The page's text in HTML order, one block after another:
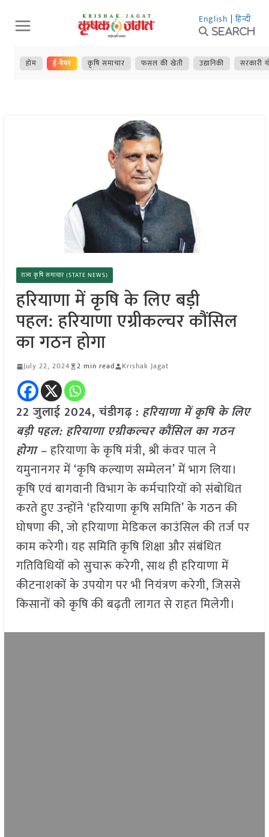
Skip
to
content
English | हिन्दी
Search
होम ई-पेपर कृषि समाचार फसल की खेती उद्यानिकी सरकारी
राज्य कृषि समाचार (STATE NEWS)
हरियाणा में कृषि के लिए बड़ी
पहल: हरियाणा एग्रीकल्चर कौंसिल
का गठन होगा
July 22, 2024 2 min read Krishak Jagat
22 जुलाई 2024,चंडीगढ़: हरियाणा में कृषि के लिए
बड़ी पहल: हरियाणा एग्रीकल्चर कौंसिल का गठन
होगा –हरियाणा के कृषि मंत्री, श्री कंवर पाल ने
यमुनानगर में ‘कृषि कल्याण सम्मेलन’ में भाग लिया।
कृषि एवं बागवानी विभाग के कर्मचारियों को संबोधित
करते हुए उन्होंने ‘हरियाणा कृषि समिति’ के गठन की
घोषणा की, जो हरियाणा मेडिकल काउंसिल की तर्ज पर
काम करेगी। यह समिति कृषि शिक्षा और संबंधित
गतिविधियों को सुचारू करेगी, साथ ही हरियाणा में
कीटनाशकों के उपयोग पर भी नियंत्रण करेगी, जिससे
किसानों को कृषि की बढ़ती लागत से राहत मिलेगी।